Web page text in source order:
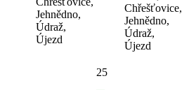
Jehnědno,
Údraž,
Újezd
Chřešťovice,
Jehnědno,
Údraž,
Újezd
25